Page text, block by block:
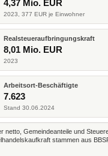
4,37 Mio. EUR
2023, 377 EUR je Einwohner
Realsteueraufbringungskraft
8,01 Mio. EUR
2023
Arbeitsort-Beschäftigte
7.623
Stand 30.06.2024
Gemeindeanteile und
stammen aus